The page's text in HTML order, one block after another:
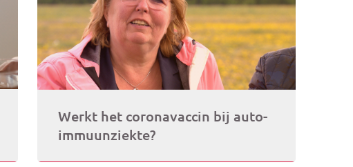
Werkt het coronavaccin bij auto-
immuunziekte?